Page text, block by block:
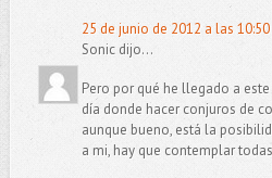
25 de junio de 2012 a las 10:50
Sonic dijo...
Pero por qué he llegado a
día donde hacer conjuros de
aunque bueno, está la
a mi, hay que contemplar